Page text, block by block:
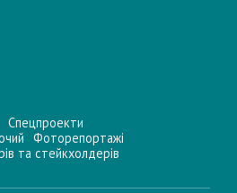
Спецпроекти
Фоторепортажі
та стейкхолдерiв